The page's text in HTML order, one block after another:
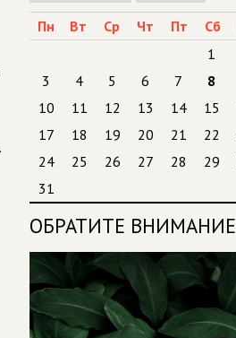
Пн Вт Ср Чт Пт Сб
1
3
4 5 6 7 8
10
11 12 13 14 15
17
18 19 20 21 22
24
25 26 27 28 29
31
ОБРАТИТЕ ВНИМАНИЕ